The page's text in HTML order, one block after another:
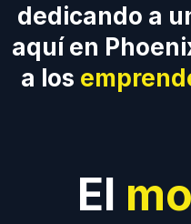
dedicando a
aquí en
a los
El